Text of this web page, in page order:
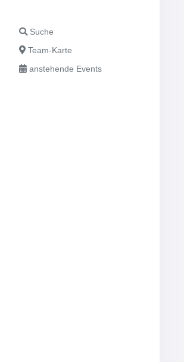
Suche
Team-Karte
anstehende Events